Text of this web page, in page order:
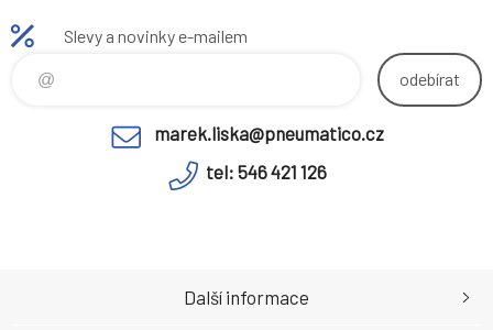
Slevy a novinky e-mailem
odebírat
marek.liska@pneumatico.cz
tel: 546 421 126
Další informace